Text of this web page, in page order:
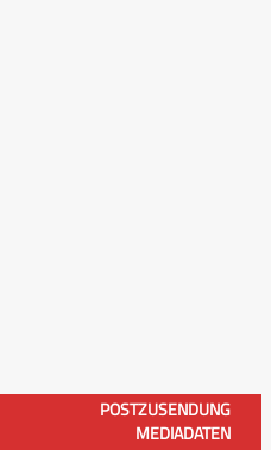
POSTZUSENDUNG
MEDIADATEN